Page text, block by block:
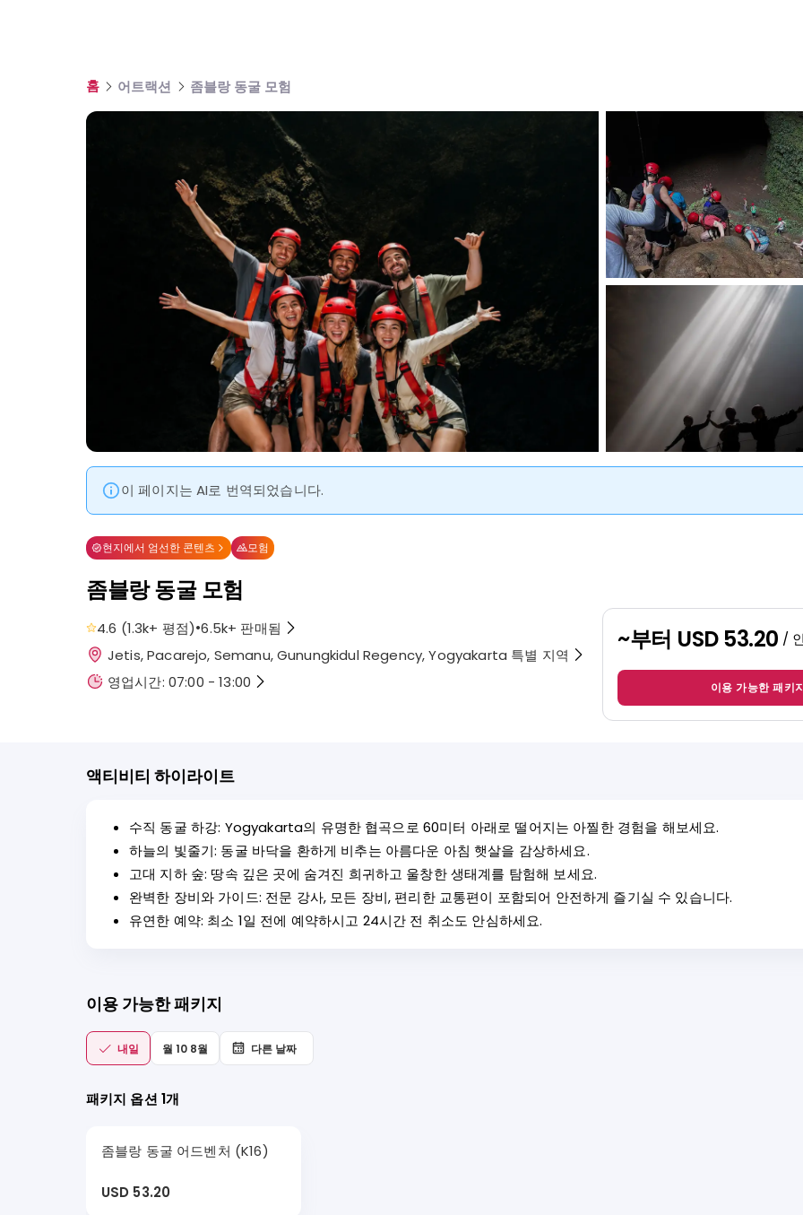
홈 어트랙션 좀블랑 동굴 모험
이 페이지는 AI로 번역되었습니다.
현지에서 엄선한 콘텐츠 모험
좀블랑 동굴 모험
4.6 (1.3k+ 평점)•6.5k+ 판매됨
Jetis, Pacarejo, Semanu, Gunungkidul Regency, Yogyakarta 특별 지역
영업시간: 07:00 - 13:00
~부터 USD 53.20 / 인
이용 가능한 패키
액티비티 하이라이트
수직 동굴 하강: Yogyakarta의 유명한 협곡으로 60미터 아래로 떨어지는 아찔한 경험을 해보세요.
하늘의 빛줄기: 동굴 바닥을 환하게 비추는 아름다운 아침 햇살을 감상하세요.
고대 지하 숲: 땅속 깊은 곳에 숨겨진 희귀하고 울창한 생태계를 탐험해 보세요.
완벽한 장비와 가이드: 전문 강사, 모든 장비, 편리한 교통편이 포함되어 안전하게 즐기실 수 있습니다.
유연한 예약: 최소 1일 전에 예약하시고 24시간 전 취소도 안심하세요.
이용 가능한 패키지
내일 월 10 8월 다른 날짜
패키지 옵션 1개
좀블랑 동굴 어드벤처 (K16)
USD 53.20